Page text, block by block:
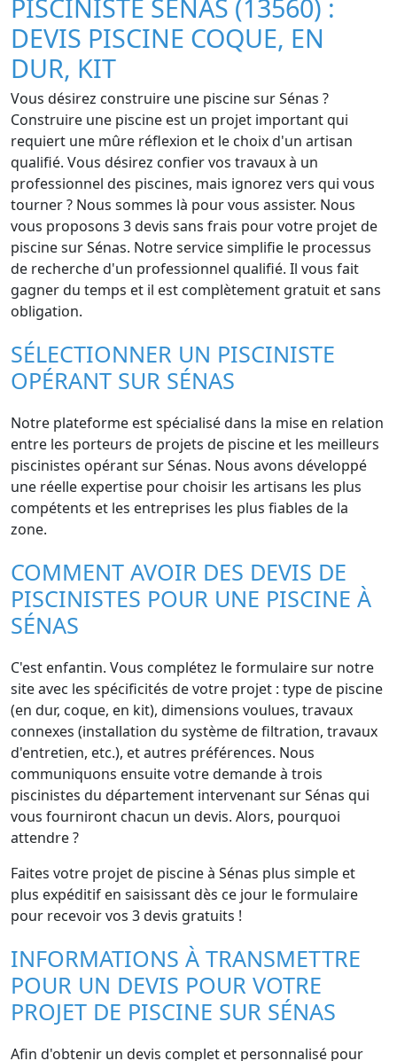
PISCINISTE SÉNAS (13560) :
DEVIS PISCINE COQUE, EN
DUR, KIT
Vous désirez construire une piscine sur Sénas ?
Construire une piscine est un projet important qui
requiert une mûre réflexion et le choix d'un artisan
qualifié. Vous désirez confier vos travaux à un
professionnel des piscines, mais ignorez vers qui vous
tourner ? Nous sommes là pour vous assister. Nous
vous proposons 3 devis sans frais pour votre projet de
piscine sur Sénas. Notre service simplifie le processus
de recherche d'un professionnel qualifié. Il vous fait
gagner du temps et il est complètement gratuit et sans
obligation.
SÉLECTIONNER UN PISCINISTE
OPÉRANT SUR SÉNAS
Notre plateforme est spécialisé dans la mise en relation
entre les porteurs de projets de piscine et les meilleurs
piscinistes opérant sur Sénas. Nous avons développé
une réelle expertise pour choisir les artisans les plus
compétents et les entreprises les plus fiables de la
zone.
COMMENT AVOIR DES DEVIS DE
PISCINISTES POUR UNE PISCINE À
SÉNAS
C'est enfantin. Vous complétez le formulaire sur notre
site avec les spécificités de votre projet : type de piscine
(en dur, coque, en kit), dimensions voulues, travaux
connexes (installation du système de filtration, travaux
d'entretien, etc.), et autres préférences. Nous
communiquons ensuite votre demande à trois
piscinistes du département intervenant sur Sénas qui
vous fourniront chacun un devis. Alors, pourquoi
attendre ?
Faites votre projet de piscine à Sénas plus simple et
plus expéditif en saisissant dès ce jour le formulaire
pour recevoir vos 3 devis gratuits !
INFORMATIONS À TRANSMETTRE
POUR UN DEVIS POUR VOTRE
PROJET DE PISCINE SUR SÉNAS
Afin d'obtenir un devis complet et personnalisé pour